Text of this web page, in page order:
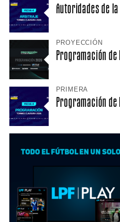
Autoridades de
PROYECCIÓN
Programación
PRIMERA
Programación